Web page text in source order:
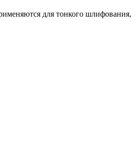
для тонкого шлифования,